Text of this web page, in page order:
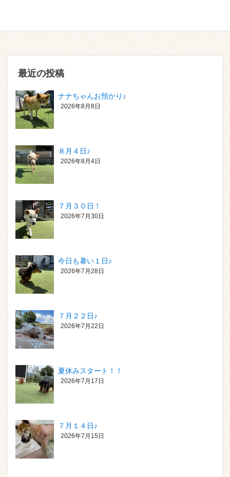
最近の投稿
ナナちゃんお預かり♪
2026年8月8日
８月４日♪
2026年8月4日
７月３０日！
2026年7月30日
今日も暑い１日♪
2026年7月28日
７月２２日♪
2026年7月22日
夏休みスタート！！
2026年7月17日
７月１４日♪
2026年7月15日